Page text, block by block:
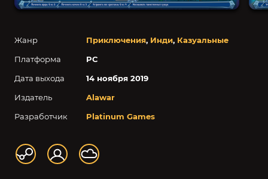
Жанр Приключения, Инди, Казуальные
Платформа
PC
Дата выхода
14 ноября 2019
Издатель
Alawar
Разработчик
Platinum Games